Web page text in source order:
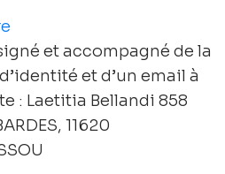
et accompagné de la
et d’un email à
: Laetitia Bellandi 858
11620